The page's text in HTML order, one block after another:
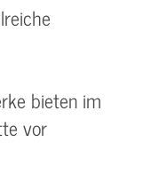
bieten im
vor